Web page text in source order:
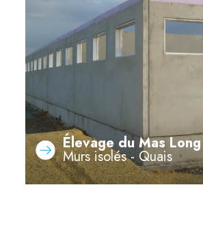
Élevage du Mas
Murs isolés - Quais